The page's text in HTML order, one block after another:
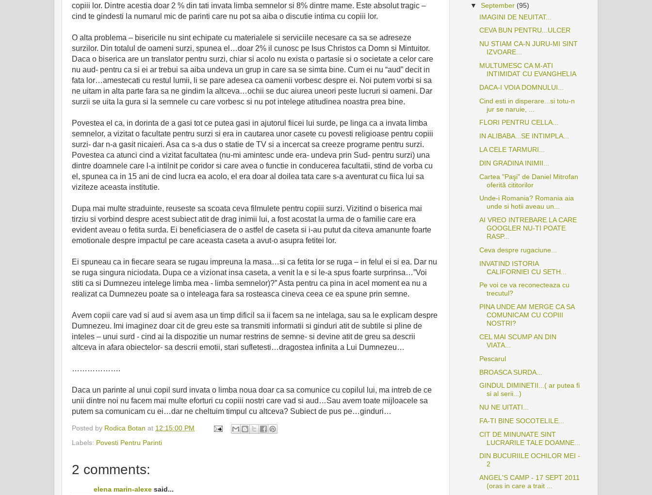
copiii lor. Dintre acestia doar 2 % din tati invata limba semnelor si 8% dintre mame. Este absolut tragic –
cind te gindesti la numarul mic de parinti care nu pot sa aiba o discutie intima cu copiii lor.
O alta problema – bisericile nu sint echipate cu materialele si serviciile necesare ca sa se adreseze
surzilor. Din totalul de oameni surzi, spunea el…doar 2% il cunosc pe Isus Christos ca Domn si Mintuitor.
Daca o biserica are un translator pentru surzi, chiar si acolo nu exista o partasie si o societate a celor care
nu aud- pentru ca si ei ar trebui sa aiba undeva un grup in care sa se simta bine. Cum ei nu “aud” decit in
fata lor…amestecati cu restul lumii, li se pare adesea ca oamenii vorbesc despre ei. Noi putem vorbi si sa
ne uitam in alta parte fara sa ne gindim la altceva…ochii se duc aiurea uneori peste lucruri si oameni. Dar
surzii se uita la gura si la semnele cu care vorbesc si nu pot intelege atitudinea noastra prea bine.
Povestea el ca, in dorinta de a gasi tot ce putea gasi in ajutorul fiicei lui surde, pe linga ca a invata limba
semnelor, a vizitat o facultate pentru surzi si era in cautarea unor casete cu povesti religioase pentru copiii
surzi- dar n-a gasit nicaieri. Asa ca s-a dus o statie de TV si a incercat sa creeze programe pentru surzi.
Povestea ca atunci cind a vizitat facultatea (nu-mi amintesc unde era- undeva prin Sud- pentru surzi) una
dintre doamnele care l-a intilnit pe coridor si care avea o functie in conducerea facultatii, stind de vorba cu
el, spunea ca in 15 ani de cind lucra ea acolo, el era doar al doilea tata care s-a aventurat cu fiica lui sa
viziteze aceasta institutie.
Dupa mai multe straduinte, reuseste sa scoata ceva filmulete pentru copiii surzi. Vizitind o biserica mai
tirziu si vorbind despre acest subiect atit de drag inimii lui, a fost acostat la urma de o familie care era
evident aveau o fetita surda. Ei beneficiasera de o astfel de caseta si i-au putut da citeva amanunte foarte
emotionale despre impactul pe care aceasta caseta a avut-o asupra fetitei lor.
Ei spuneau ca in fiecare seara se rugau impreuna la masa…si ca fetita lor se ruga – in felul ei si ea. Dar nu
se ruga singura niciodata. Dupa ce a vizionat insa caseta, a venit la e si le-a spus foarte surprinsa…”Voi
stiti ca si Dumnezeu intelege limba mea - limba semnelor)?” Asta pentru ca pina in acel moment ea nu a
realizat ca Dumnezeu poate sa o inteleaga fara sa rosteasca cineva ceea ce ea spune prin semne.
Avem copii care vad si aud si avem asa un timp dificil sa ii facem sa ne intelaga, sau sa le explicam despre
Dumnezeu. Imi imaginez doar cit de greu este sa transmiti informatii si ginduri atit de subtile si pline de
inteles – unui surd - cind ai la dispozitie un numar restrins de semne- si devine atit de greu sa descrii
altceva in afara obiectelor- sa descrii emotii, stari sufletesti…dragostea infinita a Lui Dumnezeu…
……………….
Daca un parinte al unui copil surd invata o limba noua doar ca sa comunice cu copilul lui, ma intreb de ce
unii dintre noi nu facem mai multe eforturi cu copiii nostri care vad si aud…Sau avem toate mijloacele sa
putem sa comunicam cu ei…dar ne cheltuim timpul cu altceva? Subiect de pus pe…ginduri…
Posted by Rodica Botan at 12:15:00 PM
Labels: Povesti Pentru Parinti
2 comments:
elena marin-alexe said...
▼September (95)
IMAGINI DE NEUITAT...
CEVA BUN PENTRU...ULCER
NU STIAM CA-N JURU-MI SINT
IZVOARE...
MULTUMESC CA M-ATI
INTIMIDAT CU EVANGHELIA
DACA-I VOIA DOMNULUI...
Cind esti in disperare...si totu-n
jur se naruie, ...
FLORI PENTRU CELLA...
IN ALIBABA...SE INTIMPLA...
LA CELE TARMURI...
DIN GRADINA INIMII...
Cartea "Paşi" de Daniel Mitrofan
oferită cititorilor
Unde-i Romania? Romania aia
unde si hotii aveau un...
AI VREO INTREBARE LA CARE
GOOGLER NU-TI POATE
RASP...
Ceva despre rugaciune...
INVATIND ISTORIA
CALIFORNIEI CU SETH...
Pe voi ce va reconecteaza cu
trecutul?
PINA UNDE AM MERGE CA SA
COMUNICAM CU COPIII
NOSTRI?
CEL MAI SCUMP AN DIN
VIATA...
Pescarul
BROASCA SURDA...
GINDUL DIMINETII...( ar putea fi
si al serii...)
NU NE UITATI...
FA-TI BINE SOCOTELILE...
CIT DE MINUNATE SINT
LUCRARILE TALE DOAMNE...
DIN BUCURIILE OCHILOR MEI -
2
ANGEL'S CAMP - 17 SEPT 2011
(oras in care a trait ...